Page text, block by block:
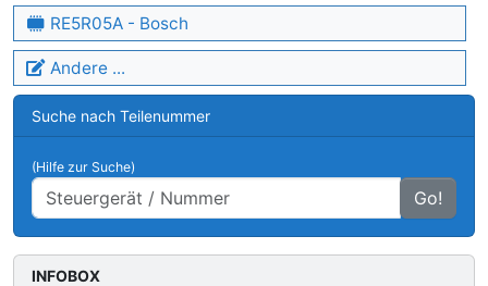
RE5R05A - Bosch
Andere ...
Suche nach Teilenummer
(Hilfe zur Suche)
Go!
INFOBOX